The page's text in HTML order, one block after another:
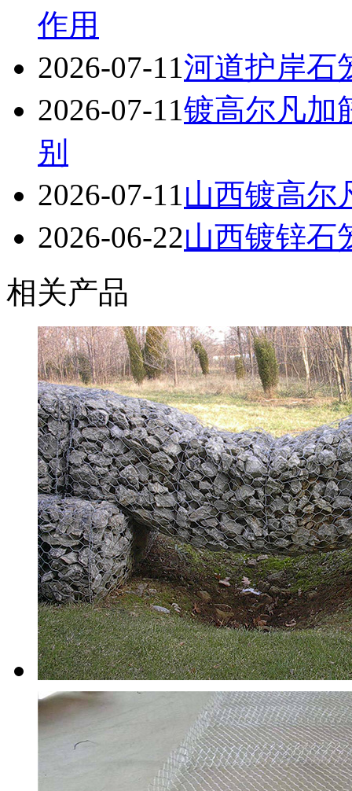
作用
2026-07-11河道护岸石
2026-07-11镀高尔凡加
别
2026-07-11山西镀高尔
2026-06-22山西镀锌石
相关产品